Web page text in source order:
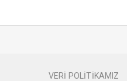
VERİ POLİTİKAMIZ